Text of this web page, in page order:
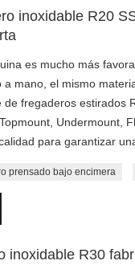
inoxidable R20
es mucho más
mano, el mismo
fregaderos estirados
Undermount,
para garantizar
prensado bajo encimera
inoxidable R30